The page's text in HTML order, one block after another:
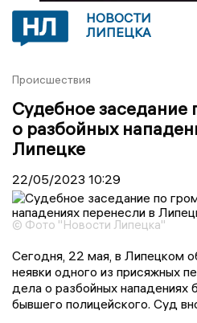
НОВОСТИ
ЛИПЕЦКА
Происшествия
Судебное заседание
о разбойных
Липецке
22/05/2023 10:29
© Фото "Новости Липецка"
Сегодня, 22 мая, в Липецком
неявки одного из присяжных
дела о разбойных
бывшего полицейского. Суд